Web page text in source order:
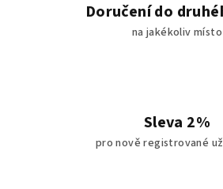
Doručení do
na jakékoliv místo
Sleva 2%
pro nově registrované